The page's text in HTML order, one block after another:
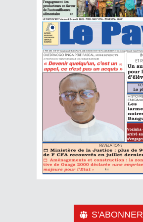
S'ABONNER